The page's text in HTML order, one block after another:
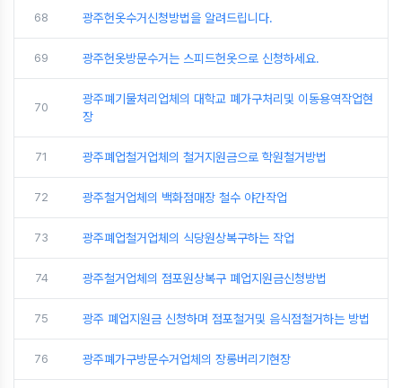
68 광주헌옷수거신청방법을 알려드립니다.
69 광주헌옷방문수거는 스피드헌옷으로 신청하세요.
70
광주폐기물처리업체의 대학교 폐가구처리및 이동용역작업현
장
71 광주폐업철거업체의 철거지원금으로 학원철거방법
72 광주철거업체의 백화점매장 철수 야간작업
73 광주폐업철거업체의 식당원상복구하는 작업
74 광주철거업체의 점포원상복구 폐업지원금신청방법
75 광주 폐업지원금 신청하며 점포철거및 음식점철거하는 방법
76 광주폐가구방문수거업체의 장롱버리기현장